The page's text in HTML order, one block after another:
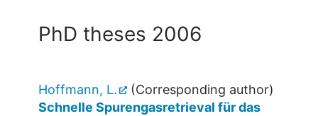
PhD theses 2006
Hoffmann, L.
(Corresponding author)
Schnelle Spurengasretrieval für das